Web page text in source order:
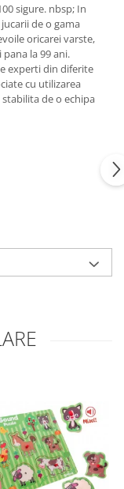
sigure. nbsp; In
de o gama
oricarei varste,
la 99 ani.
experti din diferite
cu utilizarea
de o echipa